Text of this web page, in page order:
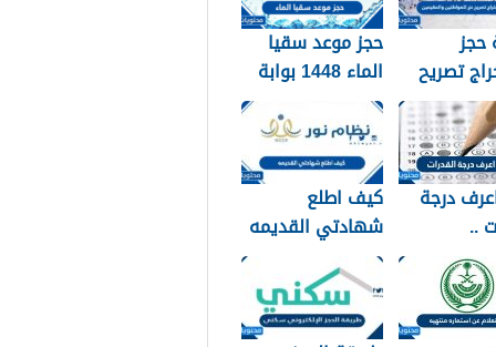
حجز
تصريح
1448
حجز موعد سقيا
الماء 1448 بوابة
المواطن
درجة
..
عن نتائج
كيف اطلع
شهادتي القديمه
عبر نظام نور 1448